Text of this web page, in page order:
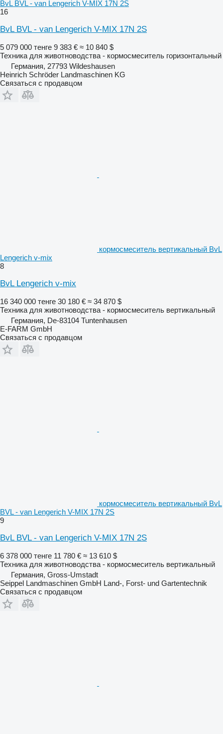
BvL BVL - van Lengerich V-MIX 17N 2S
16
BvL BVL - van Lengerich V-MIX 17N 2S
5 079 000 тенге 9 383 € ≈ 10 840 $
Техника для животноводства - кормосмеситель горизонтальный
Германия, 27793 Wildeshausen
Heinrich Schröder Landmaschinen KG
Связаться с продавцом
кормосмеситель вертикальный BvL
Lengerich v-mix
8
BvL Lengerich v-mix
16 340 000 тенге 30 180 € ≈ 34 870 $
Техника для животноводства - кормосмеситель вертикальный
Германия, De-83104 Tuntenhausen
E-FARM GmbH
Связаться с продавцом
кормосмеситель вертикальный BvL
BVL - van Lengerich V-MIX 17N 2S
9
BvL BVL - van Lengerich V-MIX 17N 2S
6 378 000 тенге 11 780 € ≈ 13 610 $
Техника для животноводства - кормосмеситель вертикальный
Германия, Gross-Umstadt
Seippel Landmaschinen GmbH Land-, Forst- und Gartentechnik
Связаться с продавцом